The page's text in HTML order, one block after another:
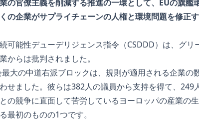
の官僚主義を削減する推進の一環として、EUの旗艦
の企業がサプライチェーンの人権と環境問題を修正
可能性デューデリジェンス指令（CSDDD）は、グリ
からは批判されました。
大の中道右派ブロックは、規則が適用される企業の
せました。彼らは382人の議員から支持を得て、249
の競争に直面して苦労しているヨーロッパの産業の
最初のものの1つです。